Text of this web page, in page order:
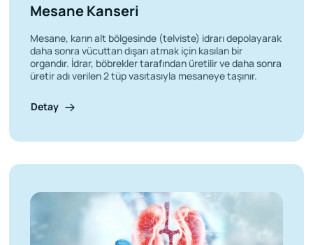
Mesane Kanseri
Mesane, karın alt bölgesinde (telviste) idrarı depolayarak
daha sonra vücuttan dışarı atmak için kasılan bir
organdır. İdrar, böbrekler tarafından üretilir ve daha sonra
üretir adı verilen 2 tüp vasıtasıyla mesaneye taşınır.
Detay